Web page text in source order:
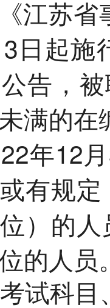
江苏省
日起施
告，
满的
年12月
有规
）的
的人员
试科目